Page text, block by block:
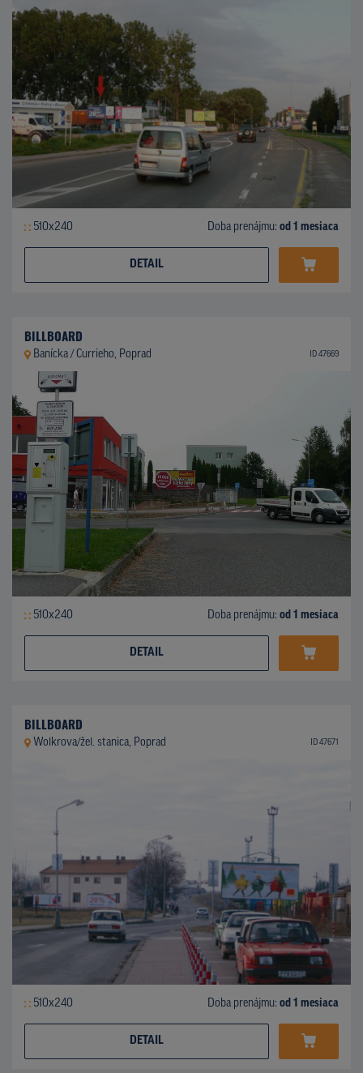
510x240 Doba prenájmu: od 1 mesiaca
DETAIL
BILLBOARD
Banícka / Currieho, Poprad ID 47669
510x240 Doba prenájmu: od 1 mesiaca
DETAIL
BILLBOARD
Wolkrova/žel. stanica, Poprad ID 47671
510x240 Doba prenájmu: od 1 mesiaca
DETAIL